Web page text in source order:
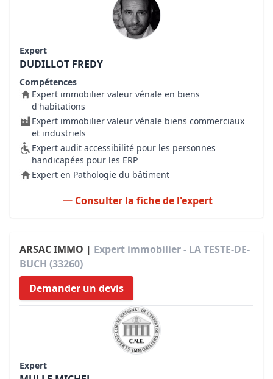
Expert
DUDILLOT FREDY
Compétences
Expert immobilier valeur vénale en biens
d'habitations
Expert immobilier valeur vénale biens commerciaux
et industriels
Expert audit accessibilité pour les personnes
handicapées pour les ERP
Expert en Pathologie du bâtiment
Consulter la fiche de l'expert
ARSAC IMMO | Expert immobilier - LA TESTE-DE-
BUCH (33260)
Demander un devis
Expert